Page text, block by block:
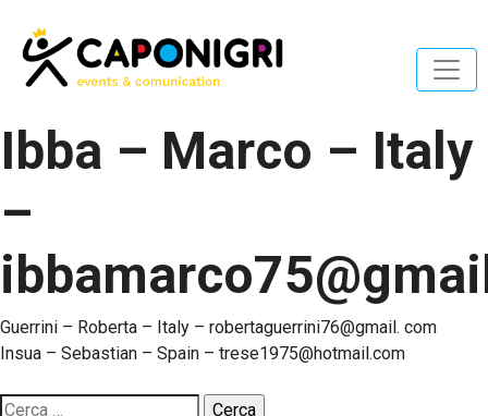
Ibba – Marco – Italy
–
Navigazione
articoli
Guerrini – Roberta – Italy – robertaguerrini76@gmail. com
Insua – Sebastian – Spain – trese1975@hotmail.com
Ricerca